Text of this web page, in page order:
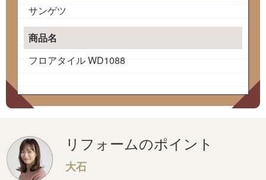
サンゲツ
商品名
フロアタイル WD1088
リフォームのポイント
大石